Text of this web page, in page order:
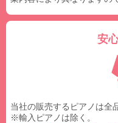
安
当社の販売するピアノは全
※輸入ピアノは除く。